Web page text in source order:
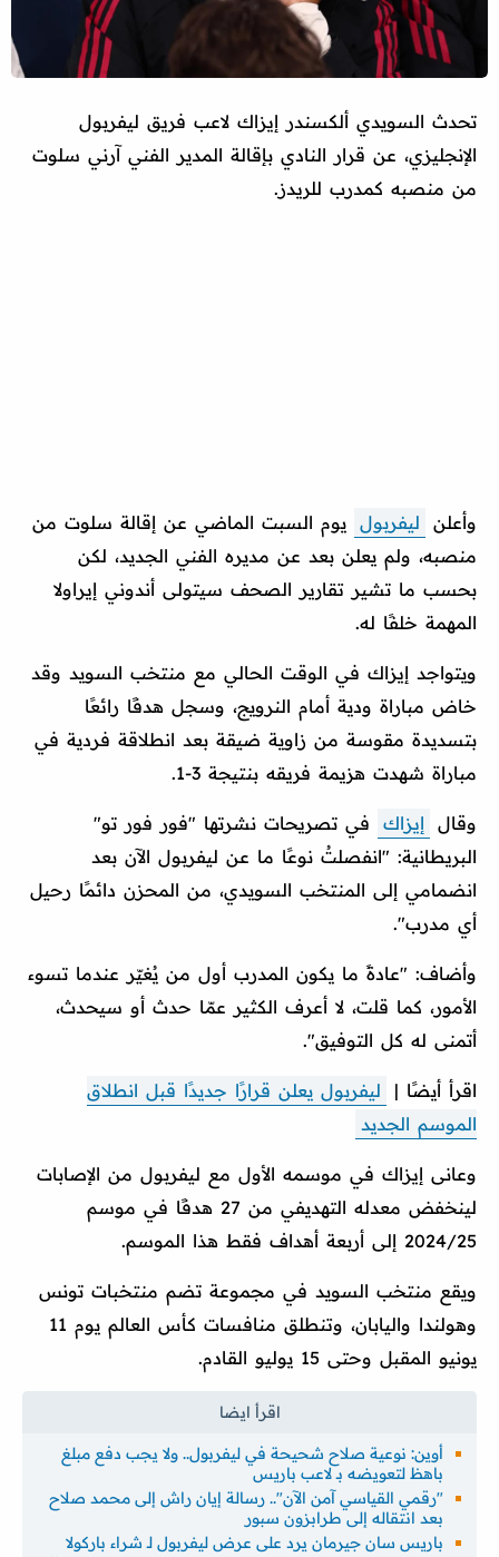
تحدث السويدي ألكسندر إيزاك لاعب فريق ليفربول
الإنجليزي، عن قرار النادي بإقالة المدير الفني آرني سلوت
من منصبه كمدرب للريدز.
وأعلن ليفربول يوم السبت الماضي عن إقالة سلوت من
منصبه، ولم يعلن بعد عن مديره الفني الجديد، لكن
بحسب ما تشير تقارير الصحف سيتولى أندوني إيراولا
المهمة خلفًا له.
ويتواجد إيزاك في الوقت الحالي مع منتخب السويد وقد
خاض مباراة ودية أمام النرويج، وسجل هدفًا رائعًا
بتسديدة مقوسة من زاوية ضيقة بعد انطلاقة فردية في
مباراة شهدت هزيمة فريقه بنتيجة 3-1.
وقال إيزاك
في تصريحات نشرتها "فور فور تو"
البريطانية: "انفصلتُ نوعًا ما عن ليفربول الآن بعد
انضمامي إلى المنتخب السويدي، من المحزن دائمًا رحيل
أي مدرب".
وأضاف: "عادةً ما يكون المدرب أول من يُغيّر عندما تسوء
الأمور، كما قلت، لا أعرف الكثير عمّا حدث أو سيحدث،
أتمنى له كل التوفيق".
اقرأ أيضًا |
ليفربول يعلن قرارًا جديدًا قبل انطلاق
الموسم الجديد
وعانى إيزاك في موسمه الأول مع ليفربول من الإصابات
لينخفض معدله التهديفي من 27 هدفًا في موسم
2024/25 إلى أربعة أهداف فقط هذا الموسم.
ويقع منتخب السويد في مجموعة تضم منتخبات تونس
وهولندا واليابان، وتنطلق منافسات كأس العالم يوم 11
يونيو المقبل وحتى 15 يوليو القادم.
أوين: نوعية صلاح شحيحة في ليفربول.. ولا يجب دفع مبلغ
باهظ لتعويضه بـ لاعب باريس
"رقمي القياسي آمن الآن".. رسالة إيان راش إلى محمد صلاح
بعد انتقاله إلى طرابزون سبور
باريس سان جيرمان يرد على عرض ليفربول لـ شراء باركولا